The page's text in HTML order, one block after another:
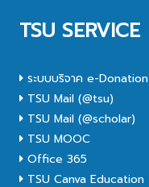
TSU SERVICE
ระบบบริจาค e-Donation
TSU Mail (@tsu)
TSU Mail (@scholar)
TSU MOOC
Office 365
TSU Canva Education